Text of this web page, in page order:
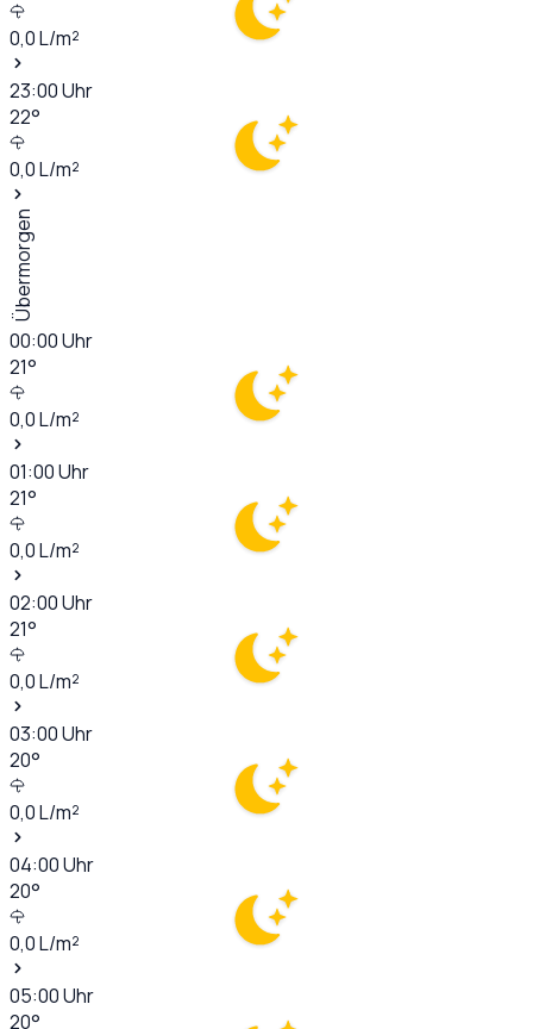
0,0L/m²
23:00Uhr
22°
0,0L/m²
Übermorgen
00:00Uhr
21°
0,0L/m²
01:00Uhr
21°
0,0L/m²
02:00Uhr
21°
0,0L/m²
03:00Uhr
20°
0,0L/m²
04:00Uhr
20°
0,0L/m²
05:00Uhr
20°